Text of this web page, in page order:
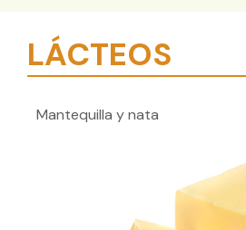
LÁCTEOS
Mantequilla y nata